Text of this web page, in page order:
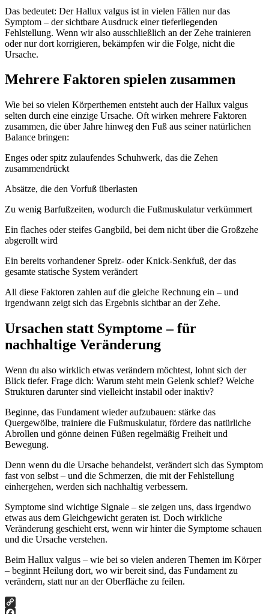
Das bedeutet: Der Hallux valgus ist in vielen Fällen nur das
Symptom – der sichtbare Ausdruck einer tieferliegenden
Fehlstellung. Wenn wir also ausschließlich an der Zehe trainieren
oder nur dort korrigieren, bekämpfen wir die Folge, nicht die
Ursache.
Mehrere Faktoren spielen zusammen
Wie bei so vielen Körperthemen entsteht auch der Hallux valgus
selten durch eine einzige Ursache. Oft wirken mehrere Faktoren
zusammen, die über Jahre hinweg den Fuß aus seiner natürlichen
Balance bringen:
Enges oder spitz zulaufendes Schuhwerk, das die Zehen
zusammendrückt
Absätze, die den Vorfuß überlasten
Zu wenig Barfußzeiten, wodurch die Fußmuskulatur verkümmert
Ein flaches oder steifes Gangbild, bei dem nicht über die Großzehe
abgerollt wird
Ein bereits vorhandener Spreiz- oder Knick-Senkfuß, der das
gesamte statische System verändert
All diese Faktoren zahlen auf die gleiche Rechnung ein – und
irgendwann zeigt sich das Ergebnis sichtbar an der Zehe.
Ursachen statt Symptome – für
nachhaltige Veränderung
Wenn du also wirklich etwas verändern möchtest, lohnt sich der
Blick tiefer. Frage dich: Warum steht mein Gelenk schief? Welche
Strukturen darunter sind vielleicht instabil oder inaktiv?
Beginne, das Fundament wieder aufzubauen: stärke das
Quergewölbe, trainiere die Fußmuskulatur, fördere das natürliche
Abrollen und gönne deinen Füßen regelmäßig Freiheit und
Bewegung.
Denn wenn du die Ursache behandelst, verändert sich das Symptom
fast von selbst – und die Schmerzen, die mit der Fehlstellung
einhergehen, werden sich nachhaltig verbessern.
Symptome sind wichtige Signale – sie zeigen uns, dass irgendwo
etwas aus dem Gleichgewicht geraten ist. Doch wirkliche
Veränderung geschieht erst, wenn wir hinter die Symptome schauen
und die Ursache verstehen.
Beim Hallux valgus – wie bei so vielen anderen Themen im Körper
– beginnt Heilung dort, wo wir bereit sind, das Fundament zu
verändern, statt nur an der Oberfläche zu feilen.